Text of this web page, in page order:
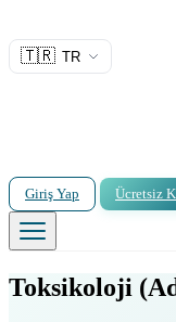
🇹🇷 TR
Giriş Yap Ücretsiz
Toksikoloji